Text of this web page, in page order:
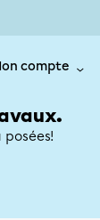
compte